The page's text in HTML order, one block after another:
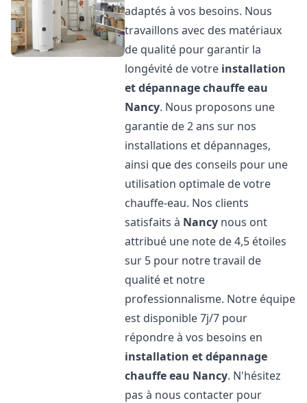
adaptés à vos besoins. Nous
travaillons avec des matériaux
de qualité pour garantir la
longévité de votre installation
et dépannage chauffe eau
Nancy. Nous proposons une
garantie de 2 ans sur nos
installations et dépannages,
ainsi que des conseils pour une
utilisation optimale de votre
chauffe-eau. Nos clients
satisfaits à Nancy nous ont
attribué une note de 4,5 étoiles
sur 5 pour notre travail de
qualité et notre
professionnalisme. Notre équipe
est disponible 7j/7 pour
répondre à vos besoins en
installation et dépannage
chauffe eau Nancy. N'hésitez
pas à nous contacter pour